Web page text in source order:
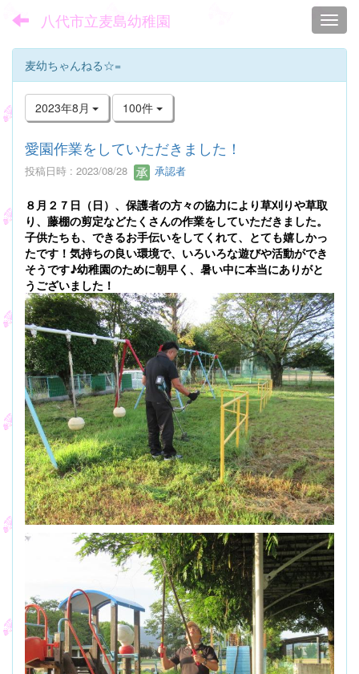
八代市立麦島幼稚園
麦幼ちゃんねる☆=
2023年8月 100件
愛園作業をしていただきました！
投稿日時 : 2023/08/28 承認者
８月２７日（日）、保護者の方々の協力により草刈りや草取
り、藤棚の剪定などたくさんの作業をしていただきました。
子供たちも、できるお手伝いをしてくれて、とても嬉しかっ
たです！気持ちの良い環境で、いろいろな遊びや活動ができ
そうです♪幼稚園のために朝早く、暑い中に本当にありがと
うございました！